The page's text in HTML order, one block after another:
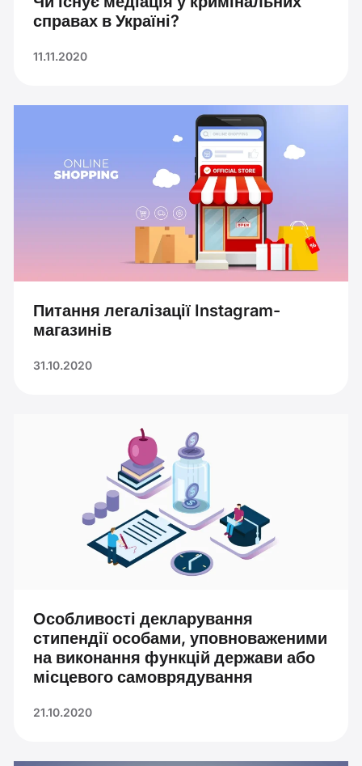
справах в Україні?
11.11.2020
Питання легалізації Instagram-
магазинів
31.10.2020
Особливості декларування
стипендії особами, уповноваженими
на виконання функцій держави або
місцевого самоврядування
21.10.2020